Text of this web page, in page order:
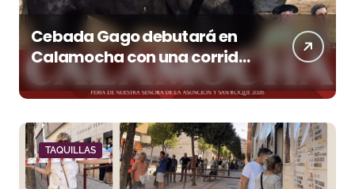
Cebada Gago debutará en
Calamocha con una corrida
de imponente presencia
TAQUILLAS